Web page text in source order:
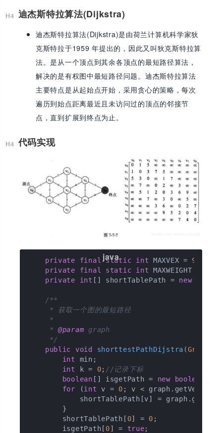
迪杰斯特拉算法(Dijkstra)
迪杰斯特拉算法(Dijkstra)是由荷兰计算机科学家狄
克斯特拉于1959 年提出的，因此又叫狄克斯特拉算
法。是从一个顶点到其余各顶点的最短路径算法，
解决的是有权图中最短路径问题。迪杰斯特拉算法
主要特点是从起始点开始，采用贪心的策略，每次
遍历到始点距离最近且未访问过的顶点的邻接节
点，直到扩展到终点为止。
代码实现
private final static int MAXVEX = 9
private
final static int MAXWEIGHT =
private
int [] shortTablePath = new
/**
     * 获取一个图的最短路径
     *
     *
@param graph
     */
public
void shorttestPathDijstra (Graph
int
min;
int
k = 0; //记录下标
boolean [] isgetPath = new boolean
for (int v = 0 ; v <
shortTablePath[v] =
        }
        shortTablePath[
0] = 0 ;
        isgetPath[
0] = true;